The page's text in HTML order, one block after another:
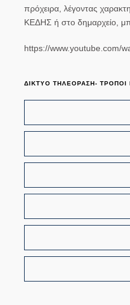
πρόχειρα, λέγοντας
ΚΕΔΗΣ ή στο δημαρχείο,
https://www.youtube.com/
ΔΙΚΤΥΟ ΤΗΛΕΟΡΑΣΗ- ΤΡΟΠΟΙ